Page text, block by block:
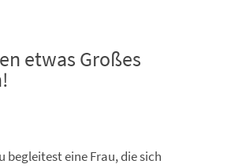
etwas Großes
begleitest eine Frau, die sich